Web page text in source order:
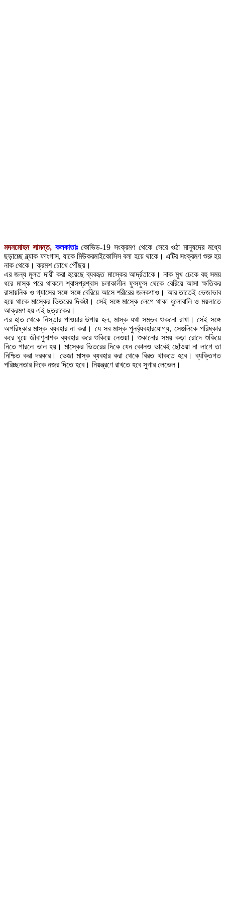
মদনমোহন সামন্ত, কলকাতাঃ কোভিড-19 সংক্রমণ থেকে সেরে ওঠা মানুষদের মধ্যে
ছড়াচ্ছে ব্ল্যাক ফাংগাস, যাকে মিউকরমাইকোসিস বলা হয়ে থাকে। এটির সংক্রমণ শুরু হয়
নাক থেকে। ক্রমশ চোখে পৌঁছয়।
এর জন্য মূলত দায়ী করা হয়েছে ব্যবহৃত মাস্কের আর্দ্রতাকে। নাক মুখ ঢেকে বহু সময়
ধরে মাস্ক পরে থাকলে শ্বাসপ্রশ্বাস চলাকালীন ফুসফুস থেকে বেরিয়ে আসা ক্ষতিকর
রাসায়নিক ও গ্যাসের সঙ্গে সঙ্গে বেরিয়ে আসে শরীরের জলকণাও। আর তাতেই ভেজাভাব
হয়ে থাকে মাস্কের ভিতরের দিকটা। সেই সঙ্গে মাস্কে লেগে থাকা ধুলোবালি ও ময়লাতে
আক্রমণ হয় এই ছত্রাকের।
এর হাত থেকে নিস্তার পাওয়ার উপায় হল, মাস্ক যথা সম্ভব শুকনো রাখা। সেই সঙ্গে
অপরিষ্কার মাস্ক ব্যবহার না করা। যে সব মাস্ক পুনর্ব্যবহারযোগ্য, সেগুলিকে পরিষ্কার
করে ধুয়ে জীবাণুনাশক ব্যবহার করে শুকিয়ে নেওয়া। শুকানোর সময় কড়া রোদে শুকিয়ে
নিতে পারলে ভাল হয়। মাস্কের ভিতরের দিকে যেন কোনও ভাবেই ছোঁওয়া না লাগে তা
নিশ্চিত করা দরকার। ভেজা মাস্ক ব্যবহার করা থেকে বিরত থাকতে হবে। ব্যক্তিগত
পরিচ্ছনতার দিকে নজর দিতে হবে। নিয়ন্ত্রণে রাখতে হবে সুগার লেভেল।